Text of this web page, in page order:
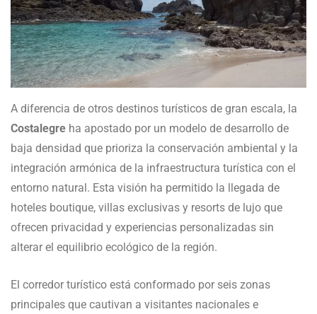
A diferencia de otros destinos turísticos de gran escala, la
Costalegre ha apostado por un modelo de desarrollo de
baja densidad que prioriza la conservación ambiental y la
integración armónica de la infraestructura turística con el
entorno natural. Esta visión ha permitido la llegada de
hoteles boutique, villas exclusivas y resorts de lujo que
ofrecen privacidad y experiencias personalizadas sin
alterar el equilibrio ecológico de la región.
El corredor turístico está conformado por seis zonas
principales que cautivan a visitantes nacionales e